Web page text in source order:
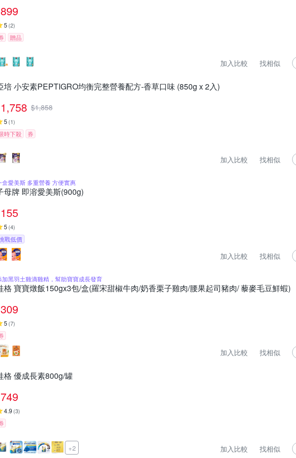
899
5 (2)
贈品
加入比較 找相似
培 小安素PEPTIGRO均衡完整營養配方-香草口味 (850g x 2入)
1,758 $1,858
5 (1)
時下殺 券
加入比較 找相似
盒愛美斯 多重營養 方便實惠
母牌 即溶愛美斯(900g)
155
5 (4)
戰低價
加入比較 找相似
加黑羽土雞滴雞精，幫助寶寶成長發育
格 寶寶燉飯150gx3包/盒(羅宋甜椒牛肉/奶香栗子雞肉/腰果起司豬肉/ 藜麥毛豆鮮蝦)
309
5 (7)
加入比較 找相似
格 優成長素800g/罐
749
4.9 (3)
+2 加入比較 找相似